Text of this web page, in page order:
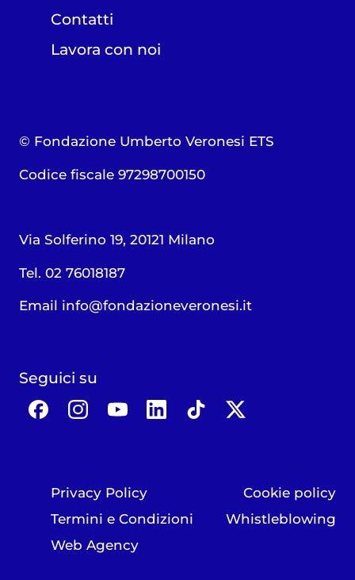
Contatti
Lavora con noi
© Fondazione Umberto Veronesi ETS
Codice fiscale 97298700150
Via Solferino 19, 20121 Milano
Tel. 02 76018187
Email info@fondazioneveronesi.it
Seguici su
Privacy Policy
Cookie policy
Termini e Condizioni
Whistleblowing
Web Agency